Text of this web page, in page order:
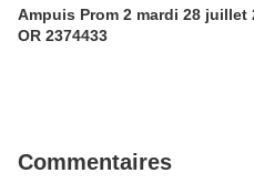
Ampuis Prom 2 mardi 28 juillet 2026
OR 2374433
Commentaires